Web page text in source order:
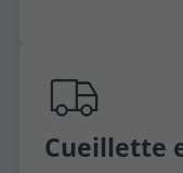
Cueillette